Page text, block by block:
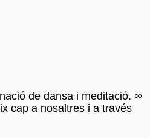
de dansa i meditació. ∞
cap a nosaltres i a través